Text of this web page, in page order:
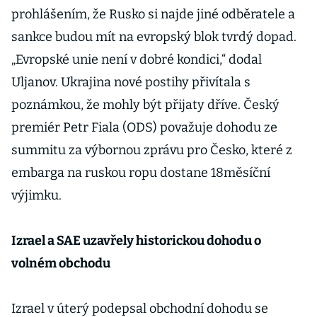
prohlášením, že Rusko si najde jiné odběratele a
sankce budou mít na evropský blok tvrdý dopad.
„Evropské unie není v dobré kondici,“ dodal
Uljanov. Ukrajina nové postihy přivítala s
poznámkou, že mohly být přijaty dříve. Český
premiér Petr Fiala (ODS) považuje dohodu ze
summitu za výbornou zprávu pro Česko, které z
embarga na ruskou ropu dostane 18měsíční
výjimku.
Izrael a SAE uzavřely historickou dohodu o
volném obchodu
Izrael v úterý podepsal obchodní dohodu se